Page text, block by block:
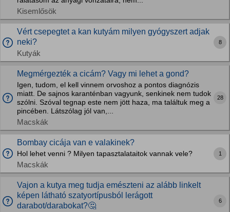
Kisemlősök
Vért csepegtet a kan kutyám milyen gyógyszert adjak
neki?
Kutyák
8
Megmérgezték a cicám? Vagy mi lehet a gond?
Igen, tudom, el kell vinnem orvoshoz a pontos diagnózis
miatt. De sajnos karanténban vagyunk, senkinek nem tudok
szólni. Szóval tegnap este nem jött haza, ma találtuk meg a
pincében. Látszólag jól van,...
Macskák
28
Bombay cicája van e valakinek?
Hol lehet venni ? Milyen tapasztalataitok vannak vele?
Macskák
1
Vajon a kutya meg tudja emészteni az alább linkelt
képen látható szatyortípusból lerágott
darabot/darabokat?🤔
6